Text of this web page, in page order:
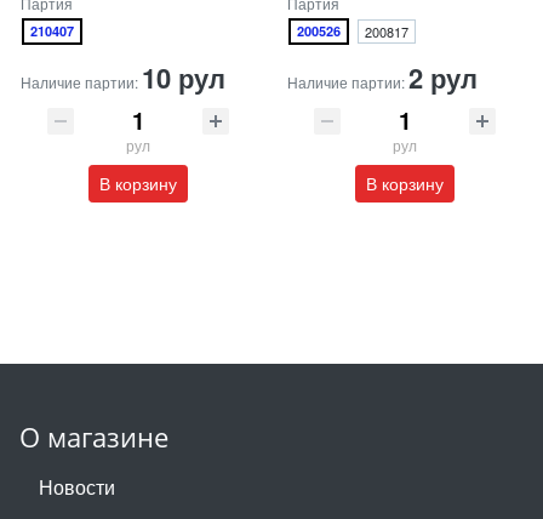
210407
Наличие партии: 10 рул
рул
В корзину
200526 200817
Наличие партии:2 рул
рул
В корзину
О магазине
Новости